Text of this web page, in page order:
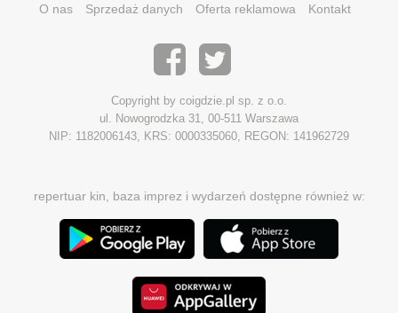
O nas Sprzedaż danych Oferta reklamowa Kontakt
Copyright by coigdzie.pl sp. z o.o.
ul. Nowogrodzka 31, 00-511 Warszawa
NIP: 1182006143, KRS: 0000335060, REGON: 141962729
repertuar kin, baza imprez i wydarzeń dostępne również w: